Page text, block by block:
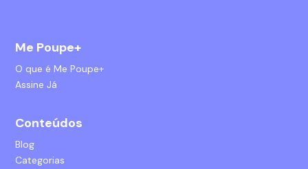
Me Poupe+
O que é Me Poupe+
Assine Já
Conteúdos
Blog
Categorias